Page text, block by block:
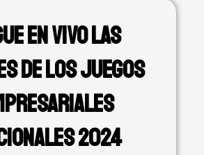
en Vivo las
de los Juegos
2024